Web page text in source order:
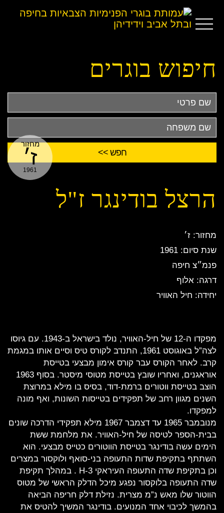
חיפוש בוגרים
שם
פרטי
שם
משפחה
מחזור
ז׳
1961
הרצל בודינגר ז"ל
מחזור: ז׳
שנת סיום: 1961
פנמ״צ חיפה
דרגה: אלוף
יחידה: חיל האוויר
מפקדו ה-12 של חיל-האוויר, נולד בישראל ב-1943. עם גיוסו
לצה”ל באוגוסט 1961, התנדב לקורס טיס וסיים אותו במגמת
קרב. לאחר הקורס עבר קורס אימון מבצעי בטייסת
אוראגנים, ואחריו שובץ בטייסת מטוסי מיסטר. בסוף 1963
הוצב בטייסת ווטורים ברמת-דוד, בסיס בו מילא במרוצת
השנים מגוון רחב של תפקידים בטייסות השונות, ואף מונה
למפקדו.
מנובמבר 1965 עד דצמבר 1967 מילא תפקידי הדרכה שונים
בבית-הספר לטיסה של חיל-האוויר. את מלחמת ששת
הימים עשה בודינגר בטייסת הווטורים כטייס מבצעי. הוא
השתתף בתקיפת שדות התעופה בני-סואף ולוקסור במצרים
וכן בתקיפת שדה התעופה העיראקי H-3 . במהלך תקיפת
שדה התעופה בלוקסור נפגע מיכל הדלק הראשי של מטוס
הווטור שלו מאש נ”מ מצרית. נזילת דלק חריפה הביאה
בהמשך לכיבוי אחד המנועים. בודינגר המשיך להטיס את